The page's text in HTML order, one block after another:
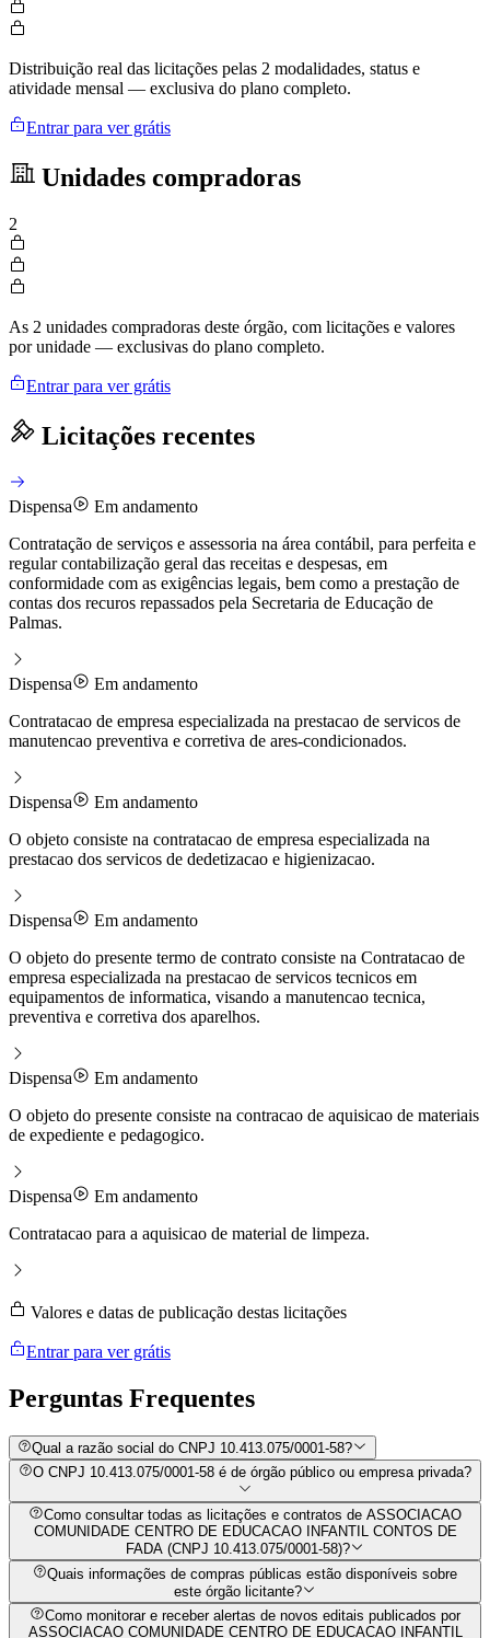
Distribuição real das licitações pelas 2 modalidades, status e
atividade mensal — exclusiva do plano completo.
Entrar para ver grátis
Unidades compradoras
2
As 2 unidades compradoras deste órgão, com licitações e valores
por unidade — exclusivas do plano completo.
Entrar para ver grátis
Licitações recentes
Dispensa
Em andamento
Contratação de serviços e assessoria na área contábil, para perfeita e
regular contabilização geral das receitas e despesas, em
conformidade com as exigências legais, bem como a prestação de
contas dos recuros repassados pela Secretaria de Educação de
Palmas.
Dispensa
Em andamento
Contratacao de empresa especializada na prestacao de servicos de
manutencao preventiva e corretiva de ares-condicionados.
Dispensa
Em andamento
O objeto consiste na contratacao de empresa especializada na
prestacao dos servicos de dedetizacao e higienizacao.
Dispensa
Em andamento
O objeto do presente termo de contrato consiste na Contratacao de
empresa especializada na prestacao de servicos tecnicos em
equipamentos de informatica, visando a manutencao tecnica,
preventiva e corretiva dos aparelhos.
Dispensa
Em andamento
O objeto do presente consiste na contracao de aquisicao de materiais
de expediente e pedagogico.
Dispensa
Em andamento
Contratacao para a aquisicao de material de limpeza.
Valores e datas de publicação destas licitações
Entrar para ver grátis
Perguntas Frequentes
Qual a razão social do CNPJ 10.413.075/0001-58?
O CNPJ 10.413.075/0001-58 é de órgão público ou empresa privada?
Como consultar todas as licitações e contratos de ASSOCIACAO
COMUNIDADE CENTRO DE EDUCACAO INFANTIL CONTOS DE
FADA (CNPJ 10.413.075/0001-58)?
Quais informações de compras públicas estão disponíveis sobre
este órgão licitante?
Como monitorar e receber alertas de novos editais publicados por
ASSOCIACAO COMUNIDADE CENTRO DE EDUCACAO INFANTIL